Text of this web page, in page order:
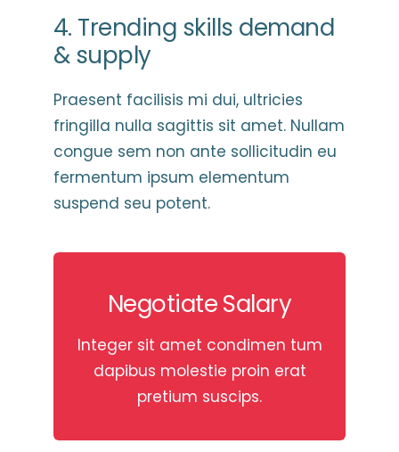
4. Trending skills demand
& supply
Praesent facilisis mi dui, ultricies
fringilla nulla sagittis sit amet. Nullam
congue sem non ante sollicitudin eu
fermentum ipsum elementum
suspend seu potent.
Negotiate Salary
Integer sit amet condimen tum
dapibus molestie proin erat
pretium suscips.
Your Content Goes Here
negotiate salary